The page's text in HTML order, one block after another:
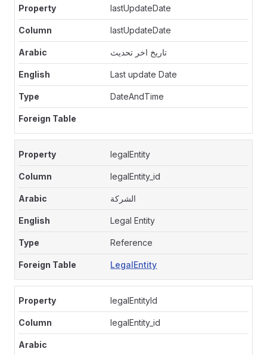
lastUpdateDate
lastUpdateDate
تاريخ اخر تحديث
Last update Date
DateAndTime
legalEntity
legalEntity_id
الشركة
Legal Entity
Reference
LegalEntity
legalEntityId
legalEntity_id